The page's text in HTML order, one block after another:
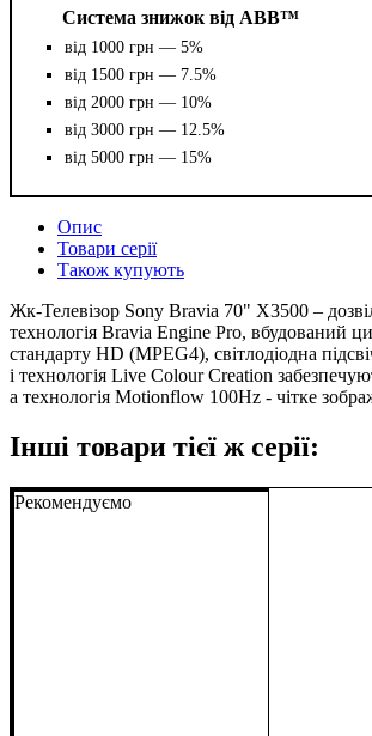
Система знижок від ABB™
від 1000 грн — 5%
від 1500 грн — 7.5%
від 2000 грн — 10%
від 3000 грн — 12.5%
від 5000 грн — 15%
Опис
Товари серії
Також купують
Жк-Телевізор Sony Bravia 70" X3500 –
технологія Bravia Engine Pro, вбудований
стандарту HD (MPEG4), світлодіодна
і технологія Live Colour Creation
а технологія Motionflow 100Hz - чітке
Інші товари тієї ж серії:
Рекомендуємо